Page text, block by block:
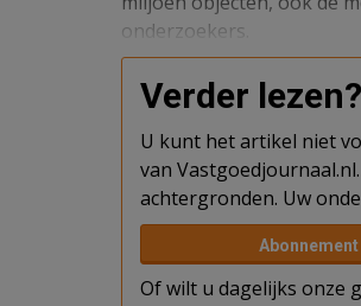
onderzoekers.
Verder lezen?
U kunt het artikel niet
van
achtergronden. Uw
Of wilt u dagelijks onze